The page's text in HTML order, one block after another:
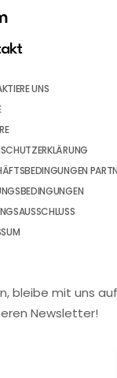
UNS
bleibe mit uns
Newsletter!